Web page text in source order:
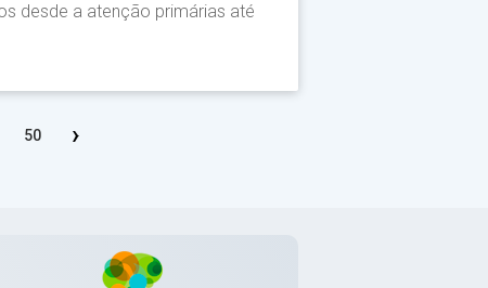
desde a atenção primárias até
50 ›